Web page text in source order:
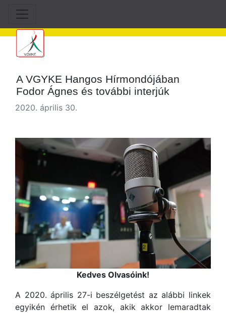
A VGYKE Hangos Hírmondójában
Fodor Ágnes és további interjúk
2020. április 30.
Kedves Olvasóink!
A 2020. április 27-i beszélgetést az alábbi linkek
egyikén érhetik el azok, akik akkor lemaradtak